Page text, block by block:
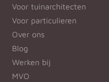
Voor tuinarchitecten
Voor particulieren
Over ons
Blog
Werken bij
MVO